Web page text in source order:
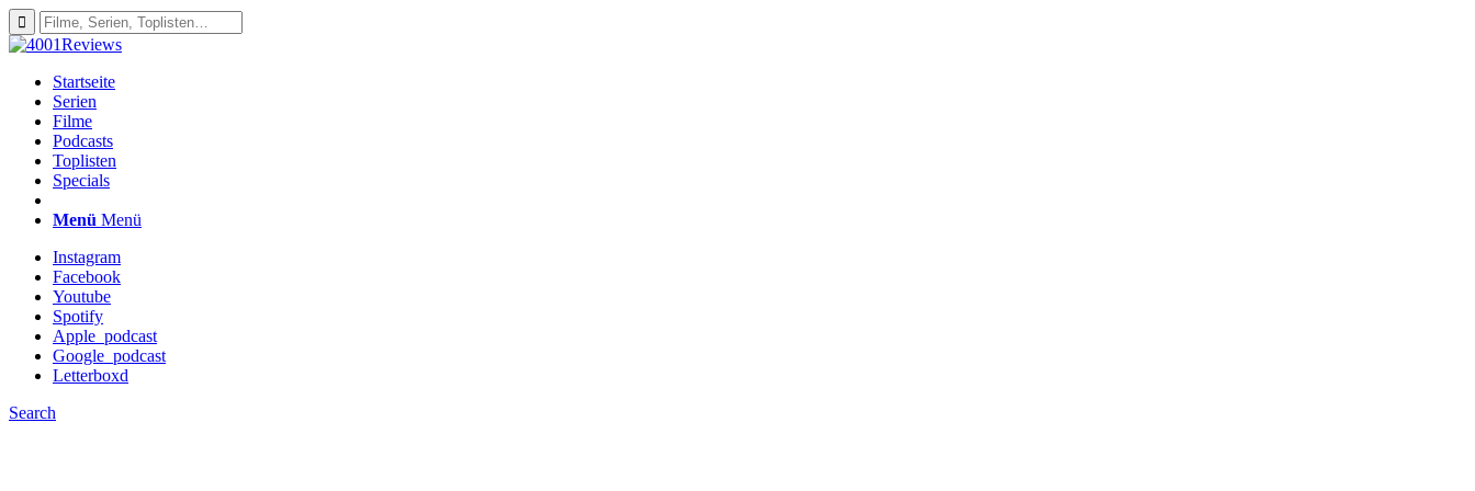
Startseite
Serien
Filme
Podcasts
Toplisten
Specials
Menü Menü
Instagram
Facebook
Youtube
Spotify
Apple_podcast
Google_podcast
Letterboxd
Search